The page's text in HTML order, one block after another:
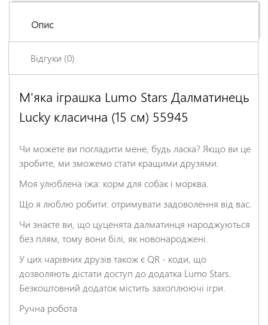
Опис
Відгуки (0)
М'яка іграшка Lumo Stars Далматинець
Lucky класична (15 см) 55945
Чи можете ви погладити мене, будь ласка? Якщо ви це
зробите, ми зможемо стати кращими друзями.
Моя улюблена їжа: корм для собак і морква.
Що я люблю робити: отримувати задоволення від вас.
Чи знаєте ви, що цуценята далматинця народжуються
без плям, тому вони білі, як новонароджені.
У цих чарівних друзів також є QR - коди, що
дозволяють дістати доступ до додатка Lumo Stars.
Безкоштовний додаток містить захоплюючі ігри.
Ручна робота
Залишіть відгук про цей товар першими
*
Ім'я
*
Заголовок відгуку
*
Відгук